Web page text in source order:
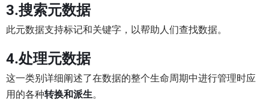
3.搜索元数据
此元数据支持标记和关键字，以帮助人们查找数据。
4.处理元数据
这一类别详细阐述了在数据的整个生命周期中进行管理时应
用的各种转换和派生。